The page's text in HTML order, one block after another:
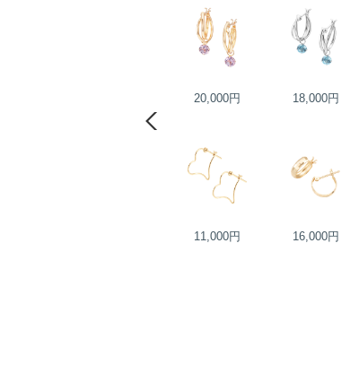
20,000円 18,000円
11,000円 16,000円